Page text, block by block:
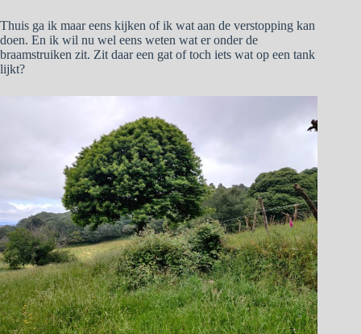
Thuis ga ik maar eens kijken of ik wat aan de verstopping kan
doen. En ik wil nu wel eens weten wat er onder de
braamstruiken zit. Zit daar een gat of toch iets wat op een tank
lijkt?